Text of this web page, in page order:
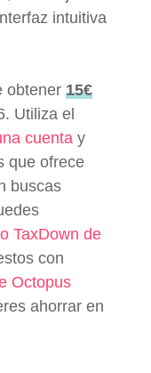
intuitiva
obtener 15€
Utiliza el
cuenta y
que ofrece
buscas
TaxDown de
con
Octopus
ahorrar en